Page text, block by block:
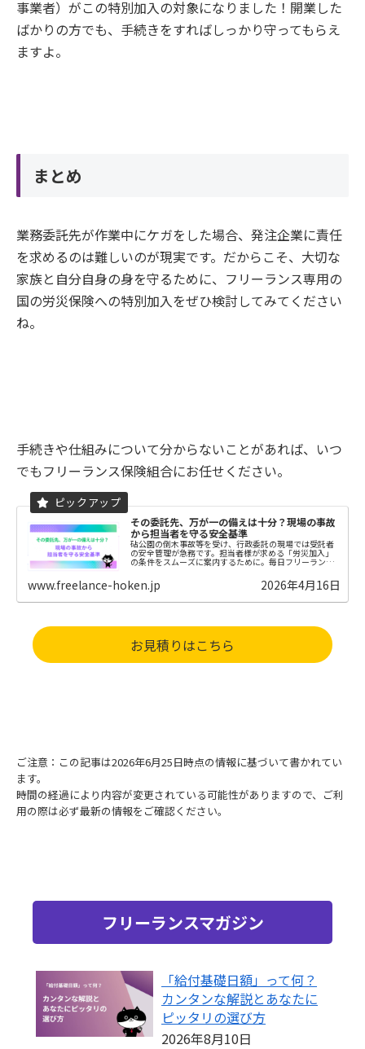
事業者）がこの特別加入の対象になりました！開業した
ばかりの方でも、手続きをすればしっかり守ってもらえ
ますよ。
まとめ
業務委託先が作業中にケガをした場合、発注企業に責任
を求めるのは難しいのが現実です。だからこそ、大切な
家族と自分自身の身を守るために、フリーランス専用の
国の労災保険への特別加入をぜひ検討してみてください
ね。
手続きや仕組みについて分からないことがあれば、いつ
でもフリーランス保険組合にお任せください。
その委託先、万が一の備えは十分？現場の事故
から担当者を守る安全基準
砧公園の倒木事故等を受け、行政委託の現場では受託者
の安全管理が急務です。担当者様が求める「労災加入」
の条件をスムーズに案内するために。毎日フリーランス
www.freelance-hoken.jp 2026年4月16日
お見積りはこちら
ご注意：この記事は2026年6月25日時点の情報に基づいて書かれてい
ます。
時間の経過により内容が変更されている可能性がありますので、ご利
用の際は必ず最新の情報をご確認ください。
フリーランスマガジン
「給付基礎日額」って何？
カンタンな解説とあなたに
ピッタリの選び方
2026年8月10日